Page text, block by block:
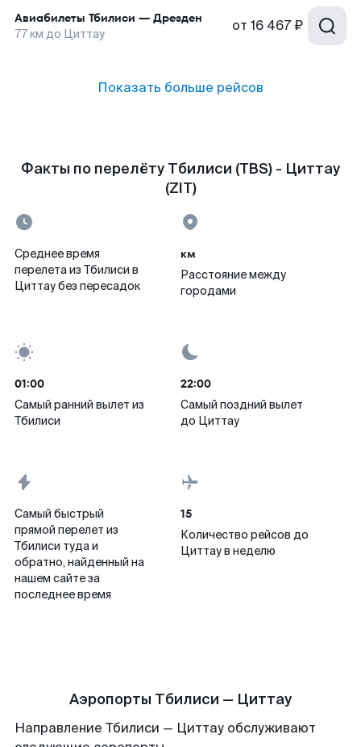
Авиабилеты Тбилиси — Дрезден
77км до Циттау от 16 467 ₽
Показать больше рейсов
Факты по перелёту Тбилиси (TBS) - Циттау
(ZIT)
Среднее время
перелета из Тбилиси в
Циттау без пересадок
км
Расстояние между
городами
01:00
Самый ранний вылет из
Тбилиси
22:00
Самый поздний вылет
до Циттау
Самый быстрый
прямой перелет из
Тбилиси туда и
обратно, найденный на
нашем сайте за
последнее время
15
Количество рейсов до
Циттау в неделю
Аэропорты Тбилиси — Циттау
Направление Тбилиси — Циттау обслуживают